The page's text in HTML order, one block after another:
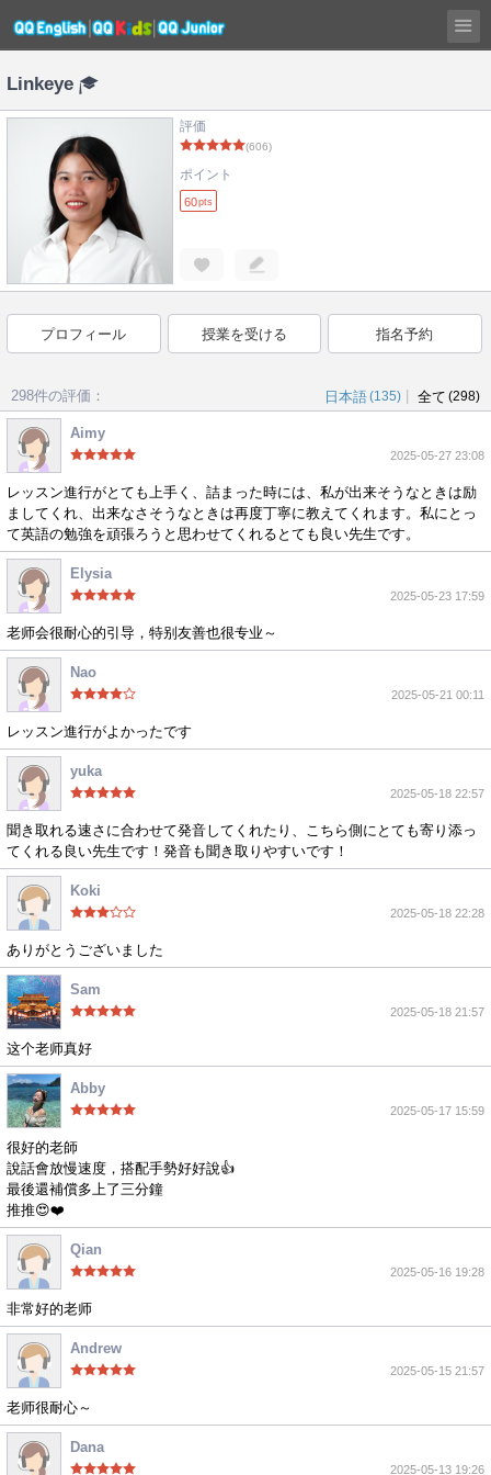
Linkeye
評価
(606)
ポイント
60pts
プロフィール 授業を受ける 指名予約
298件の評価： 日本語(135) 全て (298)
Aimy
2025-05-27 23:08
レッスン進行がとても上手く、詰まった時には、私が出来そうなときは励
ましてくれ、出来なさそうなときは再度丁寧に教えてくれます。私にとっ
て英語の勉強を頑張ろうと思わせてくれるとても良い先生です。
Elysia
2025-05-23 17:59
老师会很耐心的引导，特别友善也很专业～
Nao
2025-05-21 00:11
レッスン進行がよかったです
yuka
2025-05-18 22:57
聞き取れる速さに合わせて発音してくれたり、こちら側にとても寄り添っ
てくれる良い先生です！発音も聞き取りやすいです！
Koki
2025-05-18 22:28
ありがとうございました
Sam
2025-05-18 21:57
这个老师真好
Abby
2025-05-17 15:59
很好的老師
說話會放慢速度，搭配手勢好好說👍
最後還補償多上了三分鐘
推推😍❤️
Qian
2025-05-16 19:28
非常好的老师
Andrew
2025-05-15 21:57
老师很耐心～
Dana
2025-05-13 19:26